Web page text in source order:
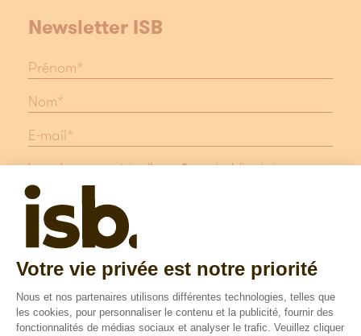
Newsletter ISB
Les champs suivis d'une * sont obligatoires
Protection des données
Mentions légales